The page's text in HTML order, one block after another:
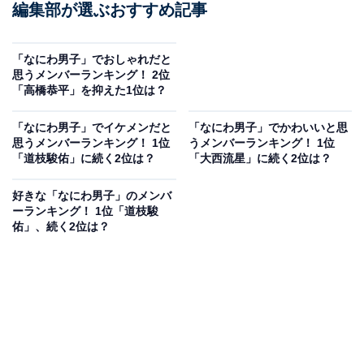
ー。12月に発売されるKing & Princeのアルバム
さんや正門良規さん（Aぇ! group）とのコラボ楽曲であ
ることが発表されています。
俳優としても人気を集めており、NHK連続テレビ小説
『ごちそうさん』『あさが来た』に出演して早くから演
ターX FINAL』への出演を控えています。
編集部が選ぶおすすめ記事
「なにわ男子」でおしゃれだと
思うメンバーランキング！ 2位
「高橋恭平」を抑えた1位は？
「なにわ男子」でイケメンだと
思うメンバーランキング！ 1位
「道枝駿佑」に続く2位は？
「なにわ男子」でかわいいと思
うメンバーランキング！ 1位
「大西流星」に続く2位は？
好きな「なにわ男子」のメンバ
ーランキング！ 1位「道枝駿
佑」、続く2位は？